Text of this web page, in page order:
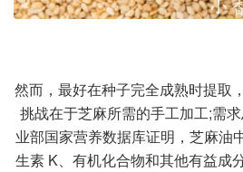
然而，最好在种子完全成熟时提取
挑战在于芝麻所需的手工加工;需
业部国家营养数据库证明，芝麻油
生素 K、有机化合物和其他有益成